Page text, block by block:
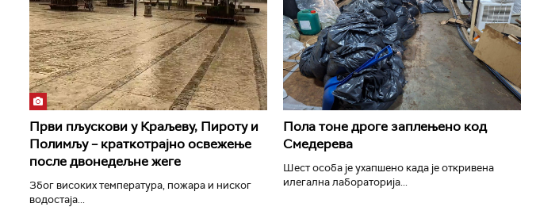
Први пљускови у Краљеву, Пироту и
Полимљу – краткотрајно освежење
после двонедељне жеге
Због високих температура, пожара и ниског
водостаја...
Пола тоне дроге заплењено код
Смедерева
Шест особа је ухапшено када је откривена
илегална лабораторија...